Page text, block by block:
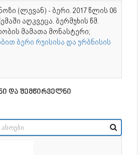
(ლევან) - ბერი. 2017 წლის 06
აღკვეცა. ბერმუხის წმ.
მამათა მონასტერი;
ბერი რუისისა და ურბნისის
და შემწირველნი